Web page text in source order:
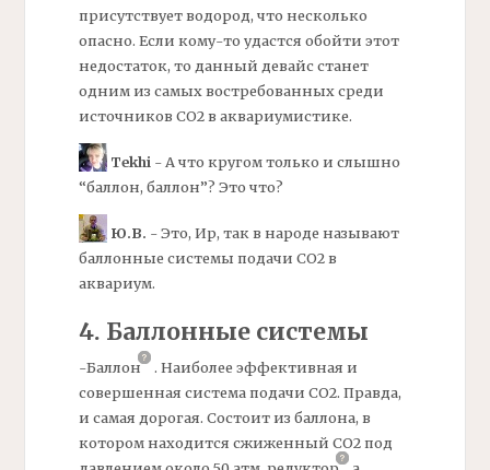
присутствует водород, что несколько
опасно. Если кому-то удастся обойти этот
недостаток, то данный девайс станет
одним из самых востребованных среди
источников СО2 в аквариумистике.
Tekhi - А что кругом только и слышно
“баллон, баллон”? Это что?
Ю.В. - Это, Ир, так в народе называют
баллонные системы подачи CO2 в
аквариум.
4. Баллонные системы
-Баллон . Наиболее эффективная и
совершенная система подачи СО2. Правда,
и самая дорогая. Состоит из баллона, в
котором находится сжиженный СО2 под